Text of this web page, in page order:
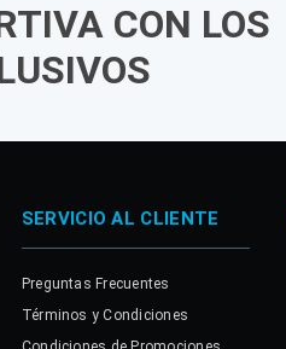
CON LOS
SERVICIO AL CLIENTE
Preguntas Frecuentes
Términos y Condiciones